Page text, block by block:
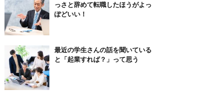
っさと辞めて転職したほうがよっ
ぽどいい！
最近の学生さんの話を聞いている
と「起業すれば？」って思う